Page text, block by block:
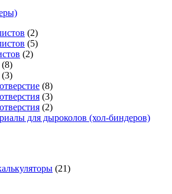
(2)
(5)
(2)
(8)
(3)
(8)
(3)
(2)
для дыроколов (хол-биндеров)
(21)